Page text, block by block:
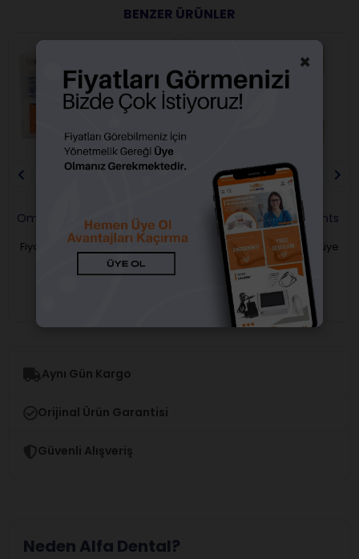
BENZER ÜRÜNLER
Omega Paper Points Açısız
Fiyatları görebilmek için üye
girişi yapmalısınız.
Meta Biomed Paper Points
06 Açılı
Fiyatları görebilmek için üye
girişi yapmalısınız.
Aynı Gün Kargo
Orijinal Ürün Garantisi
Güvenli Alışveriş
Neden Alfa Dental?
×